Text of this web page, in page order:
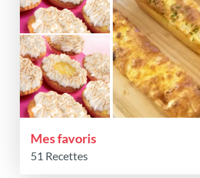
Mes favoris
51 Recettes